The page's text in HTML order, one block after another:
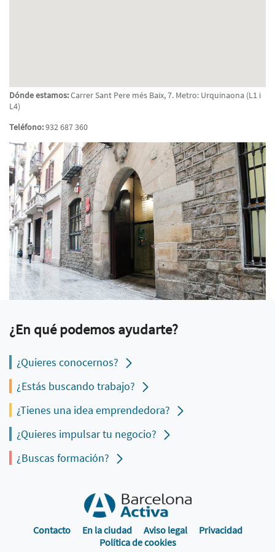
Dónde estamos:Carrer Sant Pere més Baix, 7. Metro: Urquinaona (L1 i
L4)
Teléfono:932 687 360
¿En qué podemos ayudarte?
¿Quieres conocernos?
¿Estás buscando trabajo?
¿Tienes una idea emprendedora?
¿Quieres impulsar tu negocio?
¿Buscas formación?
Contacto En la ciudad Aviso legal
Privacidad
Política de cookies